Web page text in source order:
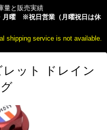
量と販売実績
月曜 ※祝日営業（月曜祝日は休
shipping service is not available.
ット ドレイン